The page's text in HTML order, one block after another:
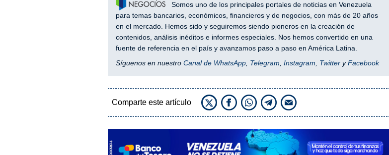
Somos uno de los principales portales de noticias en Venezuela
para temas bancarios, económicos, financieros y de negocios, con más de 20 años
en el mercado. Hemos sido y seguiremos siendo pioneros en la creación de
contenidos, análisis inéditos e informes especiales. Nos hemos convertido en una
fuente de referencia en el país y avanzamos paso a paso en América Latina.
Síguenos en nuestro Canal de WhatsApp, Telegram, Instagram, TwitteryFacebook
Comparte este artículo